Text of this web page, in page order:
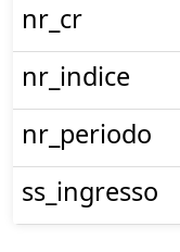
nr_cr
nr_indice
nr_periodo
ss_ingresso